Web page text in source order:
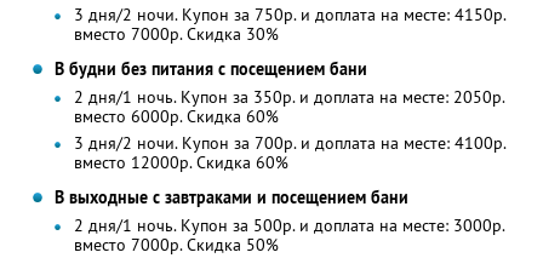
3 дня/2 ночи. Купон за 750р. и доплата на месте: 4150р.
вместо 7000р.Скидка 30%
В будни без питания с посещением бани
2 дня/1 ночь. Купон за 350р. и доплата на месте: 2050р.
вместо 6000р.Скидка 60%
3 дня/2 ночи. Купон за 700р. и доплата на месте: 4100р.
вместо 12000р.Скидка 60%
В выходные с завтраками и посещением бани
2 дня/1 ночь. Купон за 500р. и доплата на месте: 3000р.
вместо 7000р.Скидка 50%